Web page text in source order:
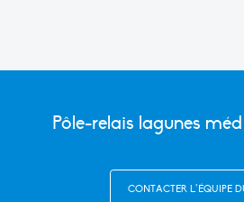
Pôle-relais lagunes
CONTACTER L’ÉQUIPE